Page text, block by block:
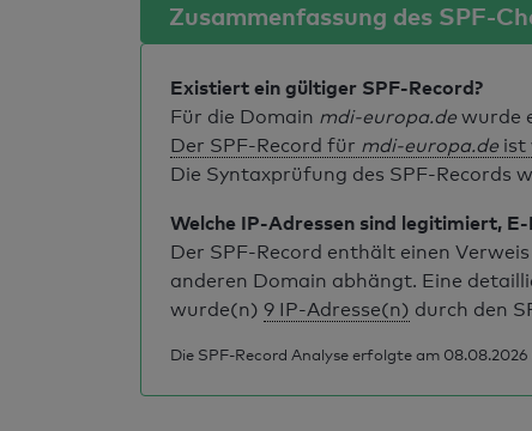
Zusammenfassung des SPF-
Existiert ein gültiger SPF-Record?
Für die Domain mdi-europa.de wurde
Der SPF-Record für mdi-europa.de ist
Die Syntaxprüfung des SPF-Records
Welche IP-Adressen sind legitimiert, E-
Der SPF-Record enthält einen
anderen Domain abhängt. Eine
wurde(n) 9 IP-Adresse(n) durch den
Die SPF-Record Analyse erfolgte am 08.08.2026